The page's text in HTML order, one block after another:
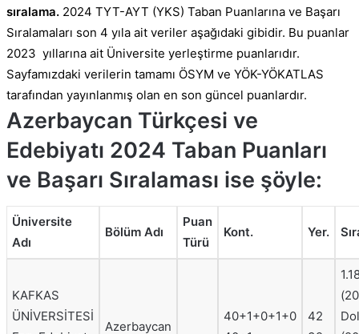
sıralama.2024 TYT-AYT (YKS) Taban Puanlarına ve Başarı
Sıralamaları son 4 yıla ait veriler aşağıdaki gibidir. Bu puanlar
2023 yıllarına ait Üniversite yerleştirme puanlarıdır.
Sayfamızdaki verilerin tamamı ÖSYM ve YÖK-YÖKATLAS
tarafından yayınlanmış olan en son güncel puanlardır.
Azerbaycan Türkçesi ve
Edebiyatı 2024 Taban Puanları
ve Başarı Sıralaması ise şöyle:
Üniversite
Adı
Bölüm Adı
Puan
Türü
Kont. Yer.
KAFKAS
ÜNİVERSİTESİ
Azerbaycan
40+1+0+1+0
42